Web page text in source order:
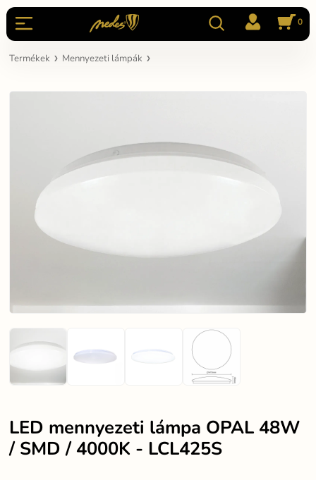
0
Termékek Mennyezeti lámpák
LED mennyezeti lámpa OPAL 48W
/ SMD / 4000K - LCL425S